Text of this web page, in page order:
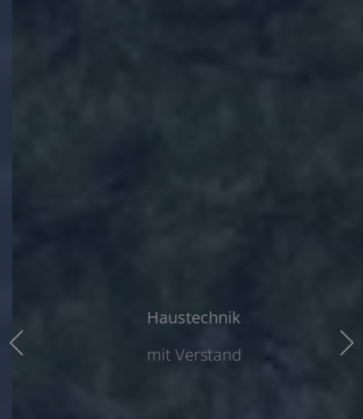
Haustechnik
mit Verstand